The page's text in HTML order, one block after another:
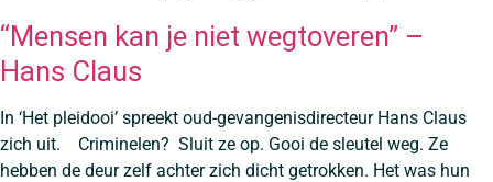
“Mensen kan je niet wegtoveren” –
Hans Claus
In ‘Het pleidooi’ spreekt oud-gevangenisdirecteur Hans Claus
zich uit. Criminelen? Sluit ze op. Gooi de sleutel weg. Ze
hebben de deur zelf achter zich dicht getrokken. Het was hun